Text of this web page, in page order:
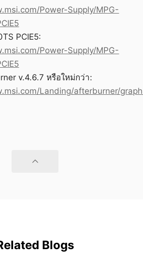
Power-Supply/MPG-
PCIE5:
Power-Supply/MPG-
v.4.6.7 หรือใหม่กว่า:
Landing/afterburner/
Blogs